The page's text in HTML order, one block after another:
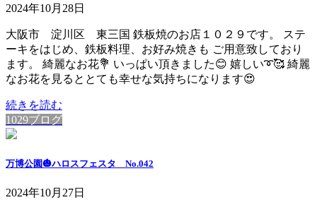
2024年10月28日
大阪市 淀川区 東三国 鉄板焼のお店１０２９です。 ステ
ーキをはじめ、鉄板料理、お好み焼きも ご用意致しており
ます。 綺麗なお花💐 いっぱい頂きました😊 嬉しい➰🥰 綺麗
なお花を見るととても幸せな気持ちになります😍
続きを読む
1029ブログ
万博公園🎃ハロスフェスタ No.042
2024年10月27日